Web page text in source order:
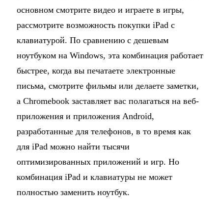
основном смотрите видео и играете в игры,
рассмотрите возможность покупки iPad с
клавиатурой. По сравнению с дешевым
ноутбуком на Windows, эта комбинация работает
быстрее, когда вы печатаете электронные
письма, смотрите фильмы или делаете заметки,
а Chromebook заставляет вас полагаться на веб-
приложения и приложения Android,
разработанные для телефонов, в то время как
для iPad можно найти тысячи
оптимизированных приложений и игр. Но
комбинация iPad и клавиатуры не может
полностью заменить ноутбук.